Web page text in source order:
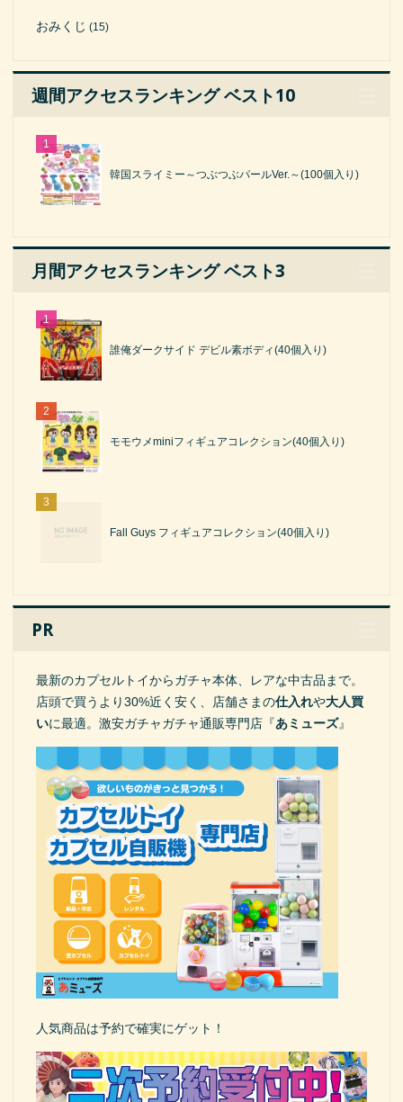
おみくじ (15)
週間アクセスランキング ベスト10
韓国スライミー～つぶつぶパールVer.～(100個入り)
月間アクセスランキング ベスト3
誰俺ダークサイド デビル素ボディ(40個入り)
モモウメminiフィギュアコレクション(40個入り)
Fall Guys フィギュアコレクション(40個入り)
PR
最新のカプセルトイからガチャ本体、レアな中古品まで。
店頭で買うより30%近く安く、店舗さまの仕入れや大人買
いに最適。激安ガチャガチャ通販専門店『あミューズ』
人気商品は予約で確実にゲット！